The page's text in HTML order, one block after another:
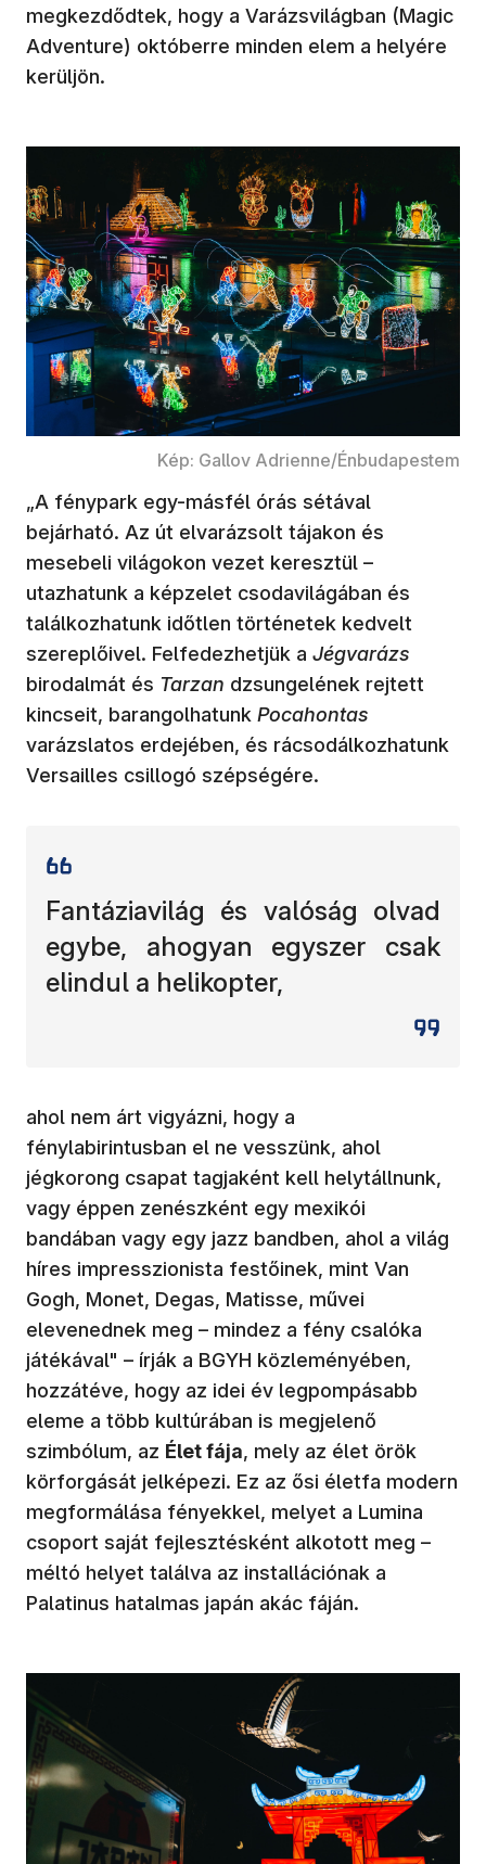
megkezdődtek, hogy a Varázsvilágban (Magic
Adventure) októberre minden elem a helyére
kerüljön.
Kép: Gallov Adrienne/Énbudapestem
„A fénypark egy-másfél órás sétával
bejárható. Az út elvarázsolt tájakon és
mesebeli világokon vezet keresztül –
utazhatunk a képzelet csodavilágában és
találkozhatunk időtlen történetek kedvelt
szereplőivel. Felfedezhetjük a Jégvarázs
birodalmát és Tarzan dzsungelének rejtett
kincseit, barangolhatunk Pocahontas
varázslatos erdejében, és rácsodálkozhatunk
Versailles csillogó szépségére.
Fantáziavilág és valóság olvad
egybe, ahogyan egyszer csak
elindul a helikopter,
ahol nem árt vigyázni, hogy a
fénylabirintusban el ne vesszünk, ahol
jégkorong csapat tagjaként kell helytállnunk,
vagy éppen zenészként egy mexikói
bandában vagy egy jazz bandben, ahol a világ
híres impresszionista festőinek, mint Van
Gogh, Monet, Degas, Matisse, művei
elevenednek meg – mindez a fény csalóka
játékával" – írják a BGYH közleményében,
hozzátéve, hogy az idei év legpompásabb
eleme a több kultúrában is megjelenő
szimbólum, az Élet fája, mely az élet örök
körforgását jelképezi. Ez az ősi életfa modern
megformálása fényekkel, melyet a Lumina
csoport saját fejlesztésként alkotott meg –
méltó helyet találva az installációnak a
Palatinus hatalmas japán akác fáján.